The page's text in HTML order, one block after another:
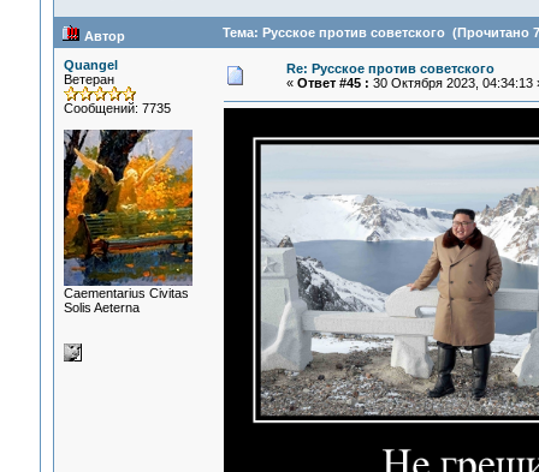
Автор Тема: Русское против советского (Прочитано
Quangel
Ветеран
Сообщений: 7735
Сaementarius Civitas
Solis Aeterna
Re: Русское против советского
« Ответ #45 : 30 Октября 2023, 04:34:13